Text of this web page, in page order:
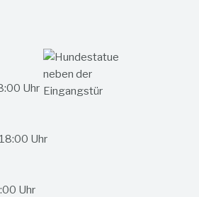
Uhr
Uhr
Uhr